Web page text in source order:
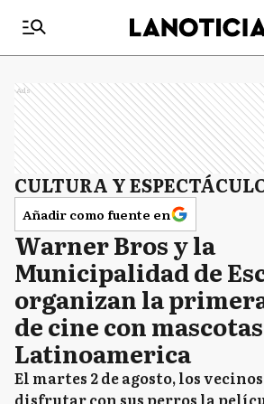
Ads
CULTURA Y
Añadir como fuente en
Warner Bros y la
Municipalidad de
organizan la
de cine con
Latinoamerica
El martes 2 de agosto, los
disfrutar con sus perros la